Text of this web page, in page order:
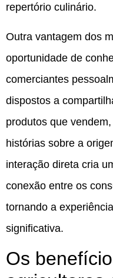
repertório culinário.
Outra vantagem dos
oportunidade de
comerciantes
dispostos a
produtos que
histórias sobre a
interação direta cria
conexão entre os
tornando a
significativa.
Os